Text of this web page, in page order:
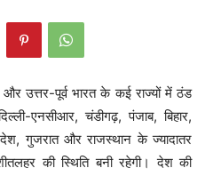
और उत्तर-पूर्व भारत के कई राज्यों में ठंड
एनसीआर, चंडीगढ़, पंजाब, बिहार,
गुजरात और राजस्थान के ज्यादातर
की स्थिति बनी रहेगी। देश की